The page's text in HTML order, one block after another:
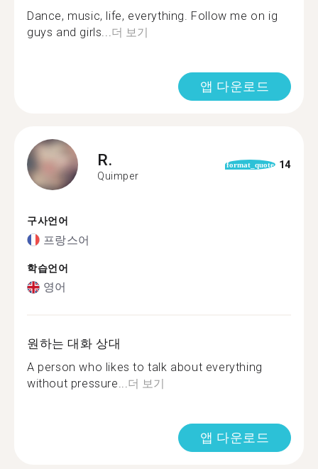
Dance, music, life, everything. Follow me on ig
guys and girls...더 보기
앱 다운로드
R.
Quimper
format_quote 14
구사언어
프랑스어
학습언어
영어
원하는 대화 상대
A person who likes to talk about everything
without pressure...더 보기
앱 다운로드